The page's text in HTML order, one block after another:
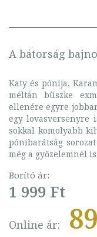
A bátorság
Katy és pónija,
méltán büszke
ellenére egyre
egy lovasversenyre
sokkal komolyabb
pónibarátság
még a győzelemnél
Borító ár:
1 999 Ft
Online ár: